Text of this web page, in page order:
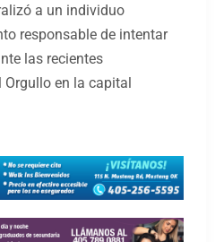
a un individuo
responsable de intentar
las recientes
Orgullo en la capital